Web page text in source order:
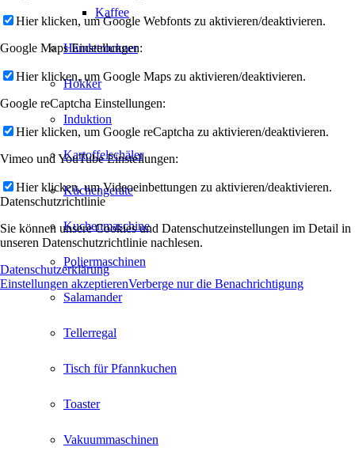
Kaffee
Händetrockner
Hokker
Induktion
Kartoffelschäler
Küchengeräte
Kuchenmaschine
Poliermaschinen
Salamander
Tellerregal
Tisch für Pfannkuchen
Toaster
Vakuummaschinen
Hier klicken, um Google Webfonts zu aktivieren/deaktivieren.
Google Maps Einstellungen:
Hier klicken, um Google Maps zu aktivieren/deaktivieren.
Google reCaptcha Einstellungen:
Hier klicken, um Google reCaptcha zu aktivieren/deaktivieren.
Vimeo und YouTube Einstellungen:
Hier klicken, um Videoeinbettungen zu aktivieren/deaktivieren.
Datenschutzrichtlinie
Sie können unsere Cookies und Datenschutzeinstellungen im Detail in
unseren Datenschutzrichtlinie nachlesen.
Datenschutzerklärung
Einstellungen akzeptierenVerberge nur die Benachrichtigung